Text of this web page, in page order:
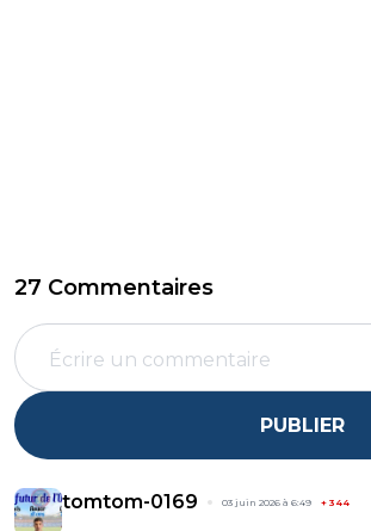
27 Commentaires
PUBLIER
tomtom-0169 03 juin 2026 à 6:49 + 344